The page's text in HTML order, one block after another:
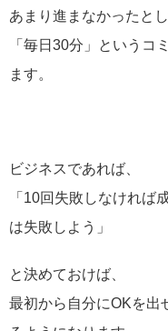
あまり進まなかったとし
「毎日30分」というコ
ます。
ビジネスであれば、
「10回失敗しなけれ
は失敗しよう」
と決めておけば、
最初から自分にOKを出